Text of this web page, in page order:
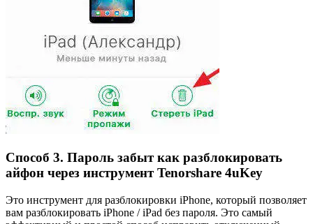
Способ 3. Пароль забыт как разблокировать
айфон через инструмент Tenorshare 4uKey
Это инструмент для разблокировки iPhone, который позволяет
вам разблокировать iPhone / iPad без пароля. Это самый